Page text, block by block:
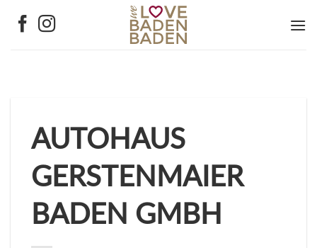
Inhalt
AUTOHAUS
GERSTENMAIER
BADEN GMBH